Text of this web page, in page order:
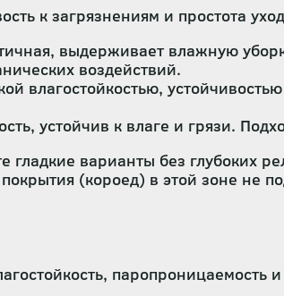
к загрязнениям и простота
выдерживает влажную
воздействий.
влагостойкостью,
устойчив к влаге и грязи.
варианты без глубоких
(короед) в этой зоне не
паропроницаемость